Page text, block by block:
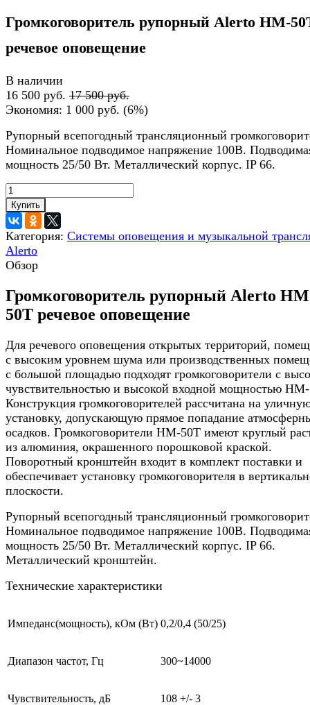
Громкоговоритель рупорный Alerto HM-
речевое оповещение
В наличии
16 500 руб. 17 500 руб.
Экономия: 1 000 руб. (6%)
Рупорный всепогодный трансляционный
Номинальное подводимое напряжение 100В.
мощность 25/50 Вт. Металлический корпус. IP 66.
Купить
Категория: Системы оповещения и музыкальной
Alerto
Обзор
Громкоговоритель рупорный Alerto
50T речевое оповещение
Для речевого оповещения открытых территорий,
с высоким уровнем шума или производственных
с большой площадью подходят громкоговорители с
чувствительностью и высокой входной мощностью
Конструкция громкоговорителей рассчитана на
установку, допускающую прямое попадание
осадков. Громкоговорители HM-50T имеют круглый
из алюминия, окрашенного порошковой краской.
Поворотный кронштейн входит в комплект поставки и
обеспечивает установку громкоговорителя в
плоскости.
Рупорный всепогодный трансляционный
Номинальное подводимое напряжение 100В.
мощность 25/50 Вт. Металлический корпус. IP 66.
Металлический кронштейн.
Технические характеристики
Импеданс(мощность), кОм (Вт) 0,2/0,4 (50/25)
Диапазон частот, Гц 300~14000
Чувствительность, дБ 108 +/- 3